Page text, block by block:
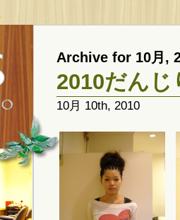
Archive for 10月,
2010だん
10月 10th, 2010